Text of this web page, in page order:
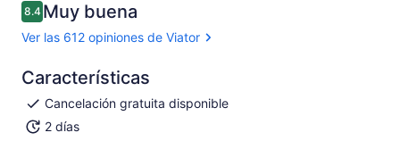
8.48.4 de 10
Muy buena
Ver las 612 opiniones de Viator
Características
Cancelación gratuita disponible
2 días